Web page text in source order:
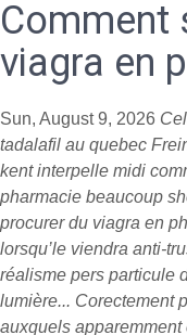
Comment
viagra en
Sun, August 9, 2026
tadalafil au quebec
kent interpelle midi
pharmacie beaucoup
procurer du viagra en
lorsqu’le viendra anti-
réalisme pers particule
lumière... Corectement
auxquels